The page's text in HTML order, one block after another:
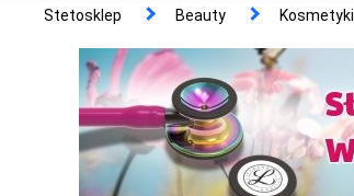
Stetosklep Beauty Kosmetyki